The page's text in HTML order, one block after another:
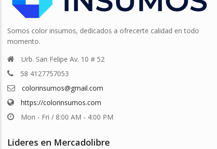
Somos color insumos, dedicados a ofrecerte calidad en todo
momento.
Urb. San Felipe Av. 10 # 52
58 4127757053
colorinsumos@gmail.com
https://colorinsumos.com
Mon - Fri / 8:00 AM - 4:00 PM
Lideres en Mercadolibre